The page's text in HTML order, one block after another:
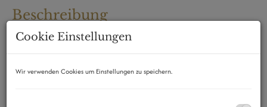
Beschreibung
EIN AUSSERGEWÖHNLICHES WOHNPROJEKT VERDIENT
Cookie Einstellungen
Wir verwenden Cookies um Einstellungen zu speichern.